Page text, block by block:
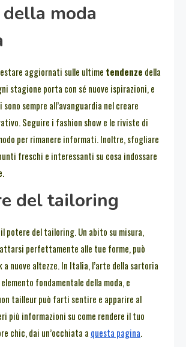
moda
aggiornati sulle ultime tendenze della
stagione porta con sé nuove ispirazioni, e
sempre all’avanguardia nel creare
Seguire i fashion show e le riviste di
per rimanere informati. Inoltre, sfogliare
freschi e interessanti su cosa indossare
del tailoring
potere del tailoring. Un abito su misura,
perfettamente alle tue forme, può
a nuove altezze. In Italia, l’arte della sartoria
fondamentale della moda, e
tailleur può farti sentire e apparire al
più informazioni su come rendere il tuo
chic, dai un’occhiata a questa pagina.